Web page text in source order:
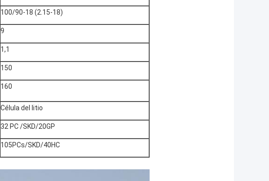
100/90-18 (2.15-18)
9
1,1
150
160
Célula del litio
32 PC /SKD/20GP
105PCs/SKD/40HC